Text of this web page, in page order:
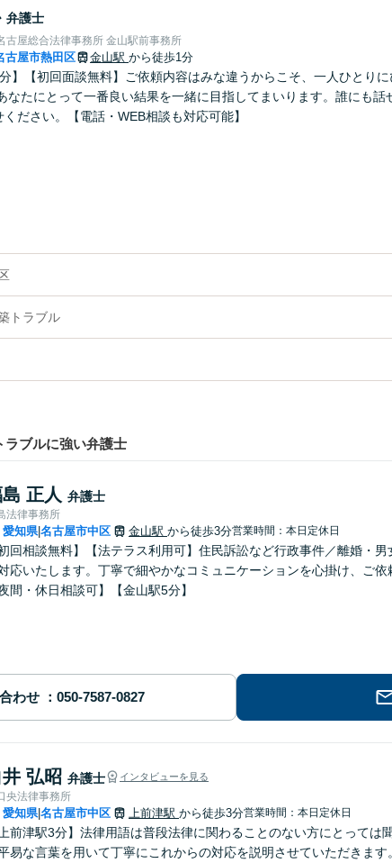
弁護士
古屋総合法律事務所 金山駅前事務所
古屋市熱田区 金山駅 から徒歩1分
分】【初回面談無料】ご依頼内容はみな違うからこそ、一人ひとり
なたにとって一番良い結果を一緒に目指してまいります。誰にも話
ください。【電話・WEB相談も対応可能】
トラブル
ブルに強い弁護士
正人 弁護士
法律事務所
愛知県|名古屋市中区 金山駅 から徒歩3分営業時間：本日定休日
初回相談無料】【法テラス利用可】住民訴訟など行政事件／離婚・
応いたします。丁寧で細やかなコミュニケーションを心掛け、ご
夜間・休日相談可】【金山駅5分】
わせ
弘昭 弁護士 インタビューを見る
央法律事務所
愛知県|名古屋市中区 上前津駅 から徒歩3分営業時間：本日定休日
上前津駅3分】法律用語は普段法律に関わることのない方にとって
易な言葉を用いて丁寧にこれからの対応を説明させていただきま